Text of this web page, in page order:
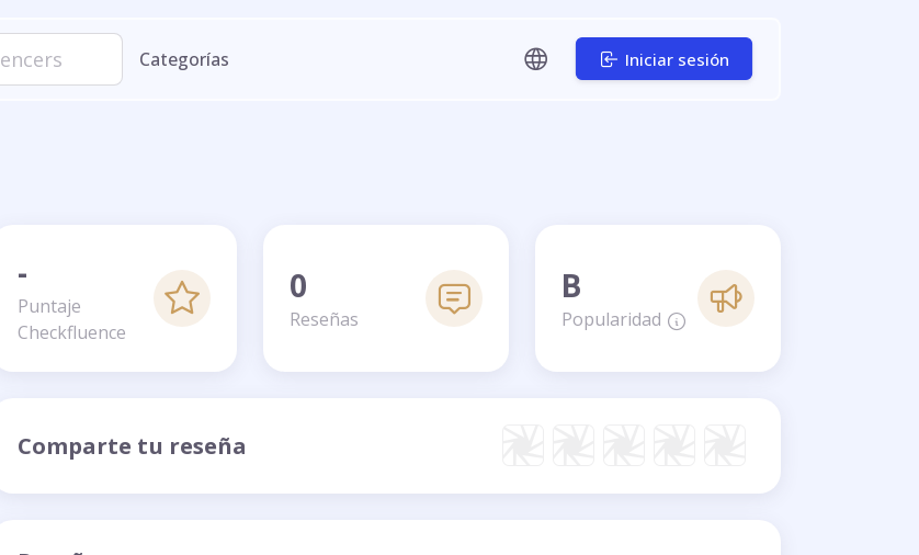
Categorías Iniciar sesión
-
Puntaje
Checkfluence
0
Reseñas
B
Popularidad
Comparte tu reseña